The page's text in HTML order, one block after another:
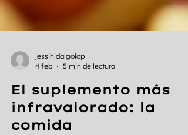
jessihidalgolop
4 feb
5 min de lectura